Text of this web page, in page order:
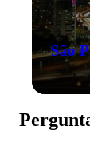
São